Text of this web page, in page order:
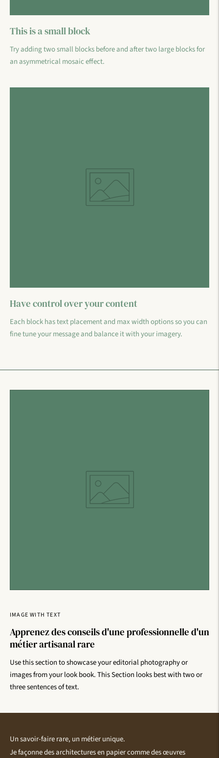
This is a small block
Try adding two small blocks before and after two large blocks for
an asymmetrical mosaic effect.
Have control over your content
Each block has text placement and max width options so you can
fine tune your message and balance it with your imagery.
IMAGE WITH TEXT
Apprenez des conseils d'une professionnelle d'un
métier artisanal rare
Use this section to showcase your editorial photography or
images from your look book. This Section looks best with two or
three sentences of text.
Un savoir-faire rare, un métier unique.
Je façonne des architectures en papier comme des œuvres